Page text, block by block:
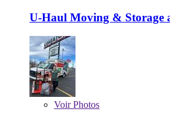
U-Haul Moving & Storage
VoirPhotos